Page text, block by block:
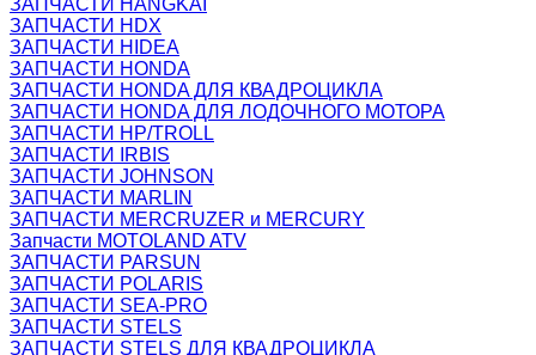
ЗАПЧАСТИ HANGKAI
ЗАПЧАСТИ HDX
ЗАПЧАСТИ HIDEA
ЗАПЧАСТИ HONDA
ЗАПЧАСТИ HONDA ДЛЯ КВАДРОЦИКЛА
ЗАПЧАСТИ HONDA ДЛЯ ЛОДОЧНОГО МОТОРА
ЗАПЧАСТИ HP/TROLL
ЗАПЧАСТИ IRBIS
ЗАПЧАСТИ JOHNSON
ЗАПЧАСТИ MARLIN
ЗАПЧАСТИ MERCRUZER и MERCURY
Запчасти MOTOLAND ATV
ЗАПЧАСТИ PARSUN
ЗАПЧАСТИ POLARIS
ЗАПЧАСТИ SEA-PRO
ЗАПЧАСТИ STELS
ЗАПЧАСТИ STELS ДЛЯ КВАДРОЦИКЛА